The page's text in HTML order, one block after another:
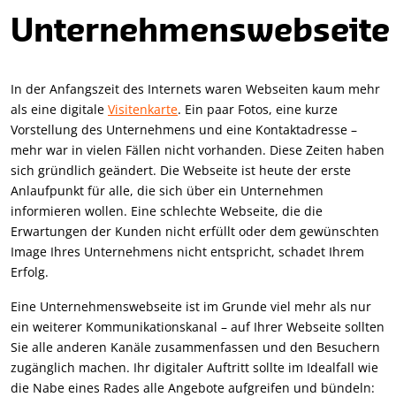
Unternehmenswebseite
In der Anfangszeit des Internets waren Webseiten kaum mehr
als eine digitale Visitenkarte. Ein paar Fotos, eine kurze
Vorstellung des Unternehmens und eine Kontaktadresse –
mehr war in vielen Fällen nicht vorhanden. Diese Zeiten haben
sich gründlich geändert. Die Webseite ist heute der erste
Anlaufpunkt für alle, die sich über ein Unternehmen
informieren wollen. Eine schlechte Webseite, die die
Erwartungen der Kunden nicht erfüllt oder dem gewünschten
Image Ihres Unternehmens nicht entspricht, schadet Ihrem
Erfolg.
Eine Unternehmenswebseite ist im Grunde viel mehr als nur
ein weiterer Kommunikationskanal – auf Ihrer Webseite sollten
Sie alle anderen Kanäle zusammenfassen und den Besuchern
zugänglich machen. Ihr digitaler Auftritt sollte im Idealfall wie
die Nabe eines Rades alle Angebote aufgreifen und bündeln: